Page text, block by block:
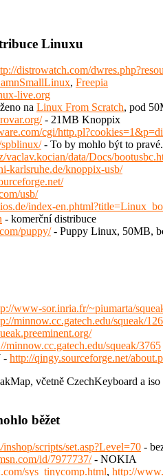
Linuxu
distrowatch.com/
, Freepia
live.org
na Linux From Scratch, pod
- 21MB Knoppix
cgi/
- To by mohlo být to
vaclav.kocian/data/Docs/
karlsruhe.de/knoppix-usb/
usb/
index-
- komerční distribuce
puppy/- Puppy Linux, 50MB,
www-sor.inria.fr/~piumarta/
minnow.cc.gatech.edu/squeak/
minnow.cc.gatech.edu/squeak/3765
- http://qingy.sourceforge.net/
včetně CzechKeyboard a
běžet
scripts/set.asp?Level=70 -
id/7977737/- NOKIA
sys_tinycomp.html, http://